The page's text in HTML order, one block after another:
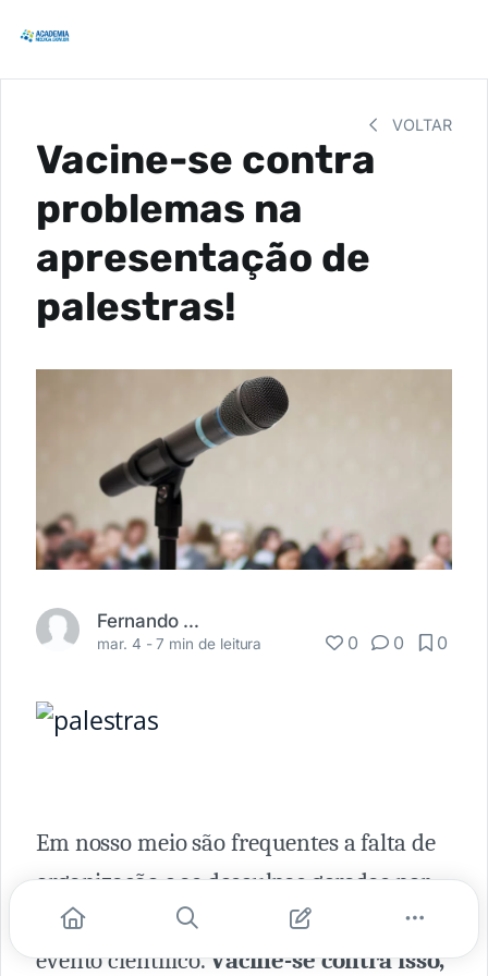
VOLTAR
Vacine-se contra
problemas na
apresentação de
palestras!
Fernando Carbonieri
mar. 4 -7 min de leitura 0 0 0
Em nosso meio são frequentes a falta de
organização e as desculpas geradas por
incompetência da organização de algum
evento científico.Vacine-se contra isso,